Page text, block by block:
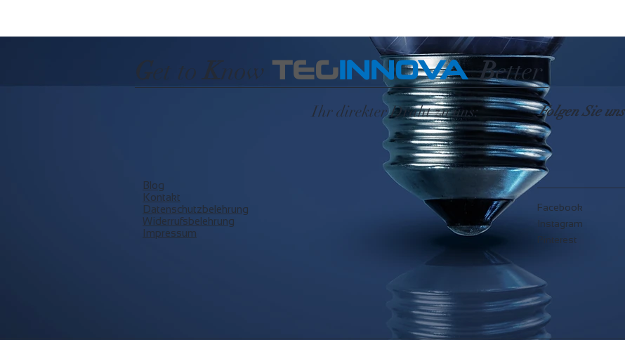
Get toKnow TEGINNOVA Better
Ihr direkter Draht zu uns: Folgen Sie uns
Blog
Kontakt
Datenschutzbelehrung
Widerrufsbelehrung
Impressum
Facebook
Instagram
Pinterest